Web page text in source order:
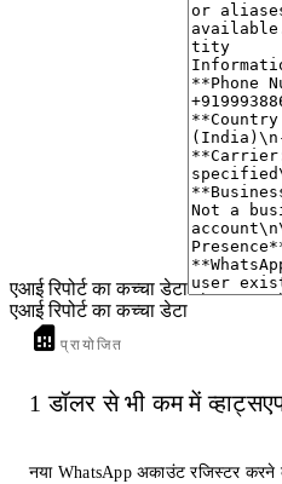
एआई रिपोर्ट का कच्चा डेटा
एआई रिपोर्ट का कच्चा डेटा
प्रायोजित
1 डॉलर से भी कम में
नया WhatsApp अकाउंट रजिस्टर